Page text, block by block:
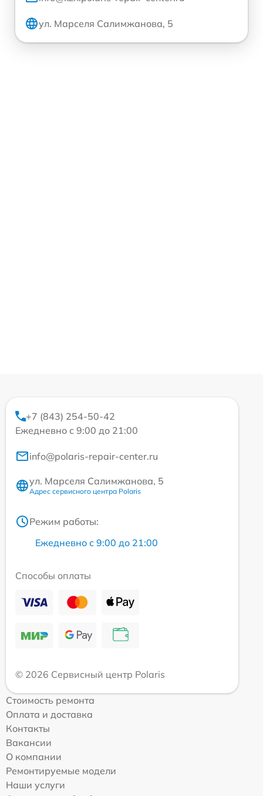
ул. Марселя Салимжанова, 5
+7 (843) 254-50-42
Ежедневно с 9:00 до 21:00
info@polaris-repair-center.ru
ул. Марселя Салимжанова, 5
Адрес сервисного центра Polaris
Режим работы:
Ежедневно с 9:00 до 21:00
Способы оплаты
© 2026 Сервисный центр Polaris
Стоимость ремонта
Оплата и доставка
Контакты
Вакансии
О компании
Ремонтируемые модели
Наши услуги